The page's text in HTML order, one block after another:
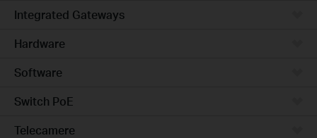
Integrated Gateways
Hardware
Software
Switch PoE
Telecamere